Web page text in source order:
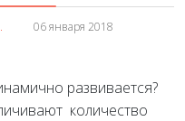
06 января 2018
развивается?
количество